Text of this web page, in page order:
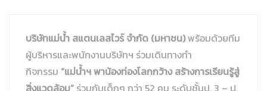
คำประกาศเกี่ยวกับความเป็นส่วนตัวในการใช้กล้องวงจรปิด
ระเบียบปฏิบัติเกี่ยวกับการปฏิบัติงานเกี่ยวกับข้อมูลส่วนบุคคล
Technical Data
Chemical Composition
General info
Technical Data
ลวดสแตนเลสโปรไฟล์ และลวดรูปร่างพิเศษ
General info
ลวดเชื่อมสแตนเลส มิก ทิก
บริษัทแม่น้ำ สแตนเลสไวร์ จำกัด (มหาชน)พร้อมด้วยทีม
ผู้บริหารและพนักงานบริษัทฯ ร่วมเดินทางทำ
กิจกรรม “แม่น้ำฯ พาน้องท่องโลกกว้าง สร้างการเรียนรู้สู่
สิ่งแวดล้อม” ร่วมกับเด็กๆ กว่า 52 คน ระดับชั้นป. 3 – ป.